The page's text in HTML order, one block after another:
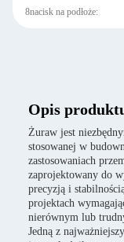
8nacisk na podłoże:
Opis
Żuraw jest
stosowanej w
zastosowaniach
zaprojektowany do
precyzją i
projektach
nierównym lub
Jedną z